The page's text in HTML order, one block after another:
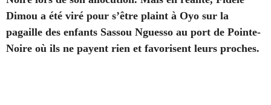
Dimou a été viré pour s’être plaint à Oyo sur la
pagaille des enfants Sassou Nguesso au port de Pointe-
Noire où ils ne payent rien et favorisent leurs proches.